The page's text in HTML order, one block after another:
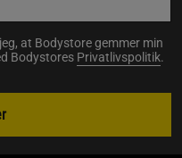
at Bodystore gemmer min
Bodystores Privatlivspolitik.